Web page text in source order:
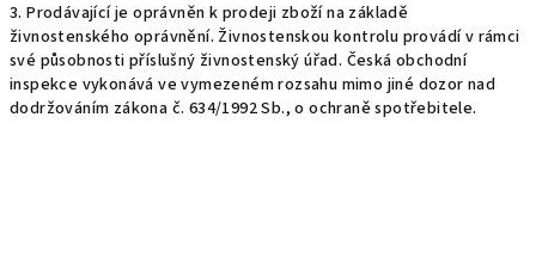
3. Prodávající je oprávněn k prodeji zboží na základě
živnostenského oprávnění. Živnostenskou kontrolu provádí v rámci
své působnosti příslušný živnostenský úřad. Česká obchodní
inspekce vykonává ve vymezeném rozsahu mimo jiné dozor nad
dodržováním zákona č. 634/1992 Sb., o ochraně spotřebitele.